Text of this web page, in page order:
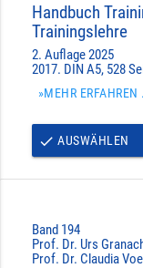
Handbuch
Trainingslehre
2. Auflage 2025
2017. DIN A5, 528
»MEHR ERFAHREN
done AUSWÄHLEN
Band 194
Prof. Dr. Urs
Prof. Dr. Claudia